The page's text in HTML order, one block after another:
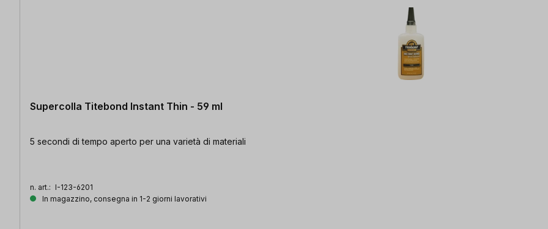
Supercolla Titebond Instant Thin - 59 ml
5 secondi di tempo aperto per una varietà di materiali
n. art.: I-123-6201
In magazzino, consegna in 1-2 giorni lavorativi